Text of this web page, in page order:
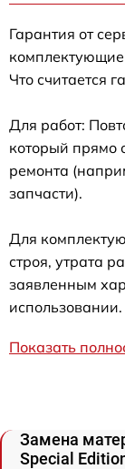
Гарантия от
Что считается
Для работ:
который прямо
ремонта
запчасти).
Для
строя, утрата
заявленным
использовании.
Показать
Замена
Special